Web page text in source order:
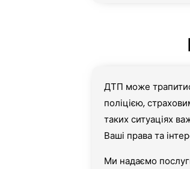
ДТП може
поліцією,
таких ситуаціях
Ваші права та
Ми надаємо